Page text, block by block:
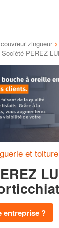
zingueur >
Société PEREZ
et toiture
entreprise ?